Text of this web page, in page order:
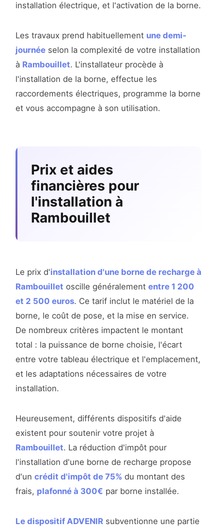
installation électrique, et l'activation de la borne.
Les travaux prend habituellement une demi-
journée selon la complexité de votre installation
à Rambouillet. L'installateur procède à
l'installation de la borne, effectue les
raccordements électriques, programme la borne
et vous accompagne à son utilisation.
Prix et aides
financières pour
l'installation à
Rambouillet
Le prix d'installation d'une borne de recharge à
Rambouillet oscille généralement entre 1 200
et 2 500 euros. Ce tarif inclut le matériel de la
borne, le coût de pose, et la mise en service.
De nombreux critères impactent le montant
total : la puissance de borne choisie, l'écart
entre votre tableau électrique et l'emplacement,
et les adaptations nécessaires de votre
installation.
Heureusement, différents dispositifs d'aide
existent pour soutenir votre projet à
Rambouillet. La réduction d'impôt pour
l'installation d'une borne de recharge propose
d'un crédit d'impôt de 75% du montant des
frais, plafonné à 300€ par borne installée.
Le dispositif ADVENIR subventionne une partie